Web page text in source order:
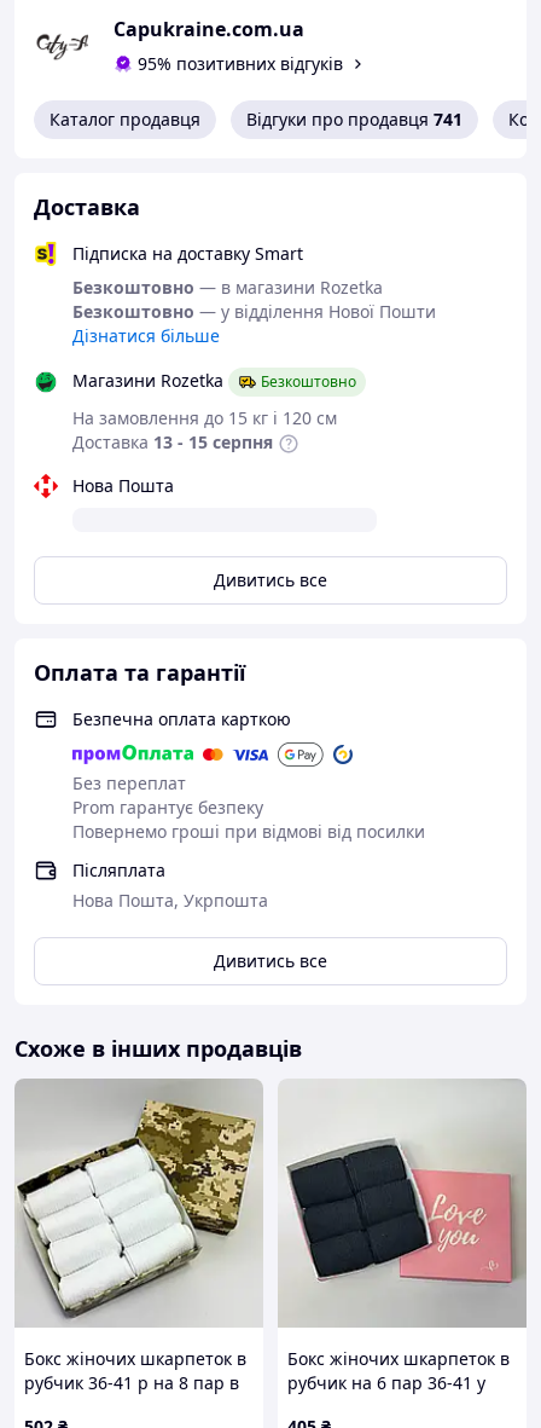
Capukraine.com.ua
95% позитивних відгуків
Каталог продавця Відгуки про продавця 741
Доставка
Підписка на доставку Smart
Безкоштовно — в магазини Rozetka
Безкоштовно — у відділення Нової Пошти
Дізнатися більше
Магазини Rozetka
Безкоштовно
На замовлення до 15 кг і 120 см
Доставка 13 - 15 серпня
Нова Пошта
Дивитись все
Оплата та гарантії
Безпечна оплата карткою
Без переплат
Prom гарантує безпеку
Повернемо гроші при відмові від посилки
Післяплата
Нова Пошта, Укрпошта
Дивитись все
Схоже в інших продавців
Бокс жіночих шкарпеток в
рубчик 36-41 р на 8 пар в
Бокс жіночих шкарпеток в
рубчик на 6 пар 36-41 у